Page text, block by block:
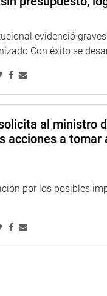
evidenció
Con éxito se
al ministro
acciones a tomar
por los posibles